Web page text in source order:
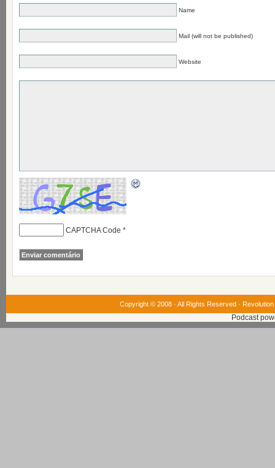
Name
Mail (will not be published)
Website
CAPTCHA Code *
Copyright © 2008 · All Rights Reserved ·
Podcast